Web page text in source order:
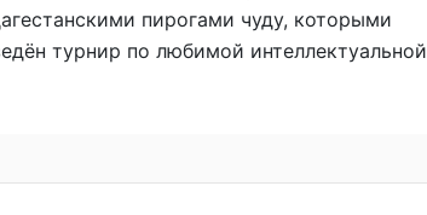
пирогами чуду, которыми
турнир по любимой интеллектуальной